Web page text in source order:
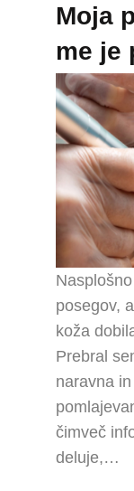
Moja
me je
posegov,
koža
Prebral
naravna
čimveč
deluje,…